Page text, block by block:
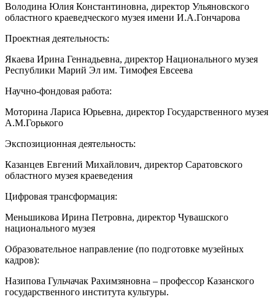
Володина Юлия Константиновна, директор Ульяновского
областного краеведческого музея имени И.А.Гончарова
Проектная деятельность:
Якаева Ирина Геннадьевна, директор Национального музея
Республики Марий Эл им. Тимофея Евсеева
Научно-фондовая работа:
Моторина Лариса Юрьевна, директор Государственного музея
А.М.Горького
Экспозиционная деятельность:
Казанцев Евгений Михайлович, директор Саратовского
областного музея краеведения
Цифровая трансформация:
Меньшикова Ирина Петровна, директор Чувашского
национального музея
Образовательное направление (по подготовке музейных
кадров):
Назипова Гульчачак Рахимзяновна – профессор Казанского
государственного института культуры.